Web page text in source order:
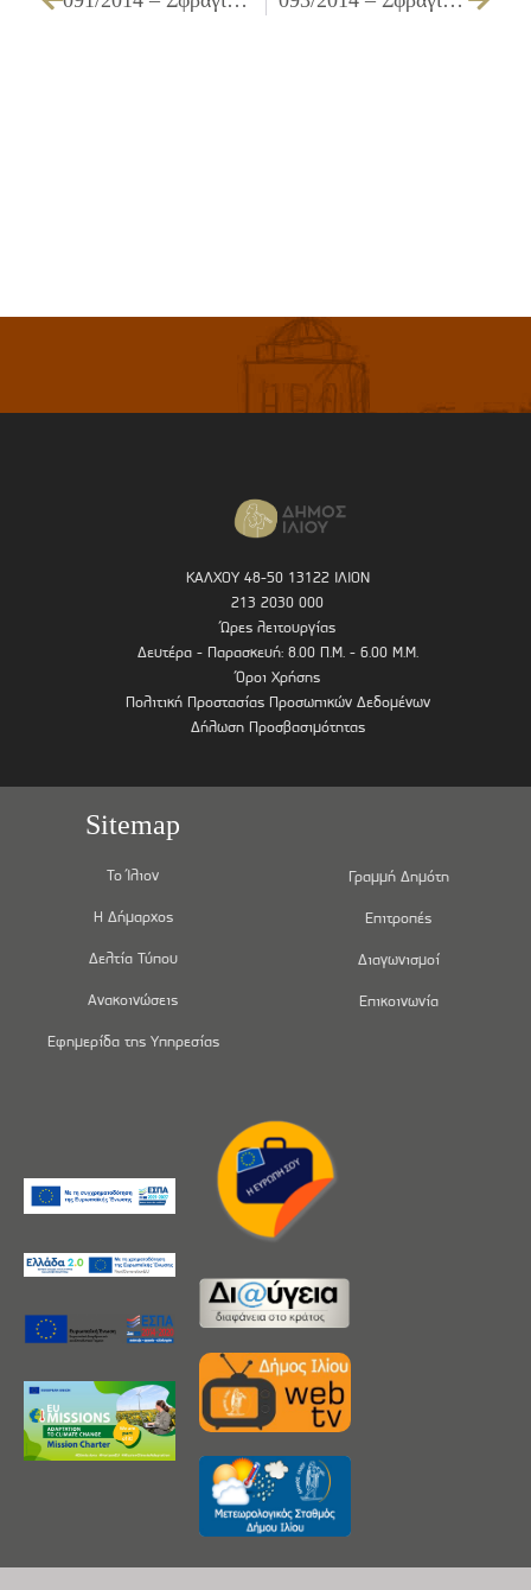
ΚΑΛΧΟΥ 48-50 13122 ΙΛΙΟΝ
213 2030 000
Ώρες λειτουργίας
Δευτέρα - Παρασκευή: 8.00 Π.Μ. - 6.00 Μ.Μ.
Όροι Χρήσης
Πολιτική Προστασίας Προσωπικών Δεδομένων
Δήλωση Προσβασιμότητας
Sitemap
Το Ίλιον
Η Δήμαρχος
Δελτία Τύπου
Ανακοινώσεις
Εφημερίδα της Υπηρεσίας
Γραμμή Δημότη
Επιτροπές
Διαγωνισμοί
Επικοινωνία